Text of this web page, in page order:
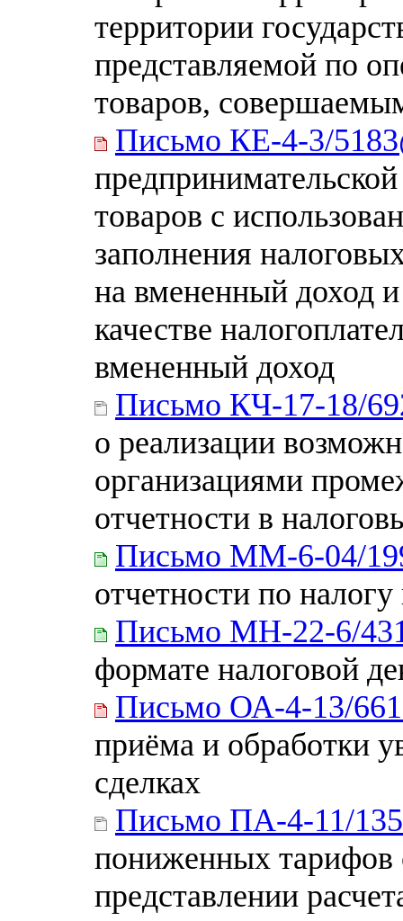
территории
представляемой по
товаров,
Письмо КЕ-4-3/
товаров с
заполнения
на вмененный доход и
качестве
вмененный доход
Письмо КЧ-17-18/
о реализации
организациями
отчетности в
Письмо ММ-6-04/
отчетности по
Письмо МН-22-6/
формате налоговой
Письмо ОА-4-13/
приёма и обработки
сделках
Письмо ПА-4-11/
пониженных тарифов
представлении